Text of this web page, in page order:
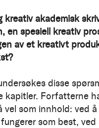
kreativ akademisk
en spesiell kreativ
av et kreativt
disse
kapitler. Forfatterne
vel som innhold: ved
som best,